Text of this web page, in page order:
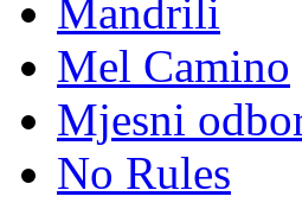
Mandrili
Mel Camino
Mjesni
No Rules